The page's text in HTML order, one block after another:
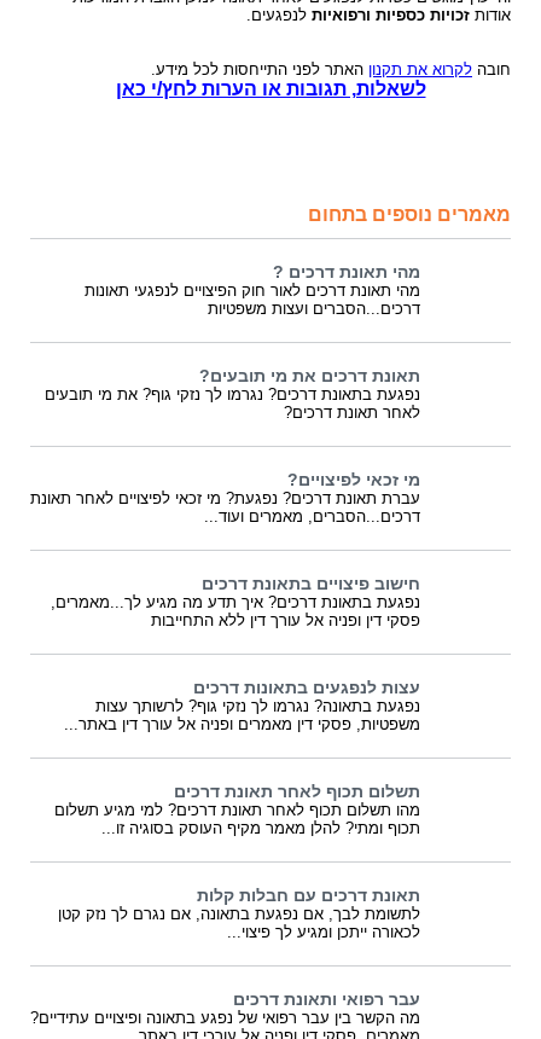
אודות זכויות כספיות ורפואיות לנפגעים.
חובה לקרוא את תקנון האתר לפני התייחסות לכל מידע.
לשאלות, תגובות או הערות לחץ/י כאן
מאמרים נוספים בתחום
מהי תאונת דרכים ?
מהי תאונת דרכים לאור חוק הפיצויים לנפגעי תאונות
דרכים...הסברים ועצות משפטיות
תאונת דרכים את מי תובעים?
נפגעת בתאונת דרכים? נגרמו לך נזקי גוף? את מי תובעים
לאחר תאונת דרכים?
מי זכאי לפיצויים?
עברת תאונת דרכים? נפגעת? מי זכאי לפיצויים לאחר תאונת
דרכים...הסברים, מאמרים ועוד...
חישוב פיצויים בתאונת דרכים
נפגעת בתאונת דרכים? איך תדע מה מגיע לך...מאמרים,
פסקי דין ופניה אל עורך דין ללא התחייבות
עצות לנפגעים בתאונות דרכים
נפגעת בתאונה? נגרמו לך נזקי גוף? לרשותך עצות
משפטיות, פסקי דין מאמרים ופניה אל עורך דין באתר...
תשלום תכוף לאחר תאונת דרכים
מהו תשלום תכוף לאחר תאונת דרכים? למי מגיע תשלום
תכוף ומתי? להלן מאמר מקיף העוסק בסוגיה זו...
תאונת דרכים עם חבלות קלות
לתשומת לבך, אם נפגעת בתאונה, אם נגרם לך נזק קטן
לכאורה ייתכן ומגיע לך פיצוי...
עבר רפואי ותאונת דרכים
מה הקשר בין עבר רפואי של נפגע בתאונה ופיצויים עתידיים?